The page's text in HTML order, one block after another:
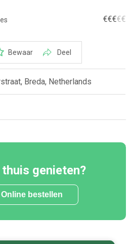
€€€€€
Bewaar Deel
Breda, Netherlands
thuis genieten?
Online bestellen